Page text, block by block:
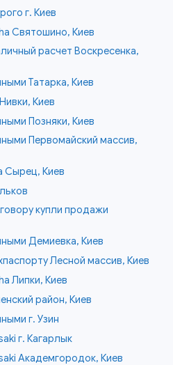
г. Киев
Святошино, Киев
расчет Воскресенка,
Татарка, Киев
Киев
Позняки, Киев
Первомайский массив,
Сырец, Киев
купли продажи
Демиевка, Киев
Лесной массив, Киев
Липки, Киев
район, Киев
г. Узин
г. Кагарлык
Академгородок, Киев